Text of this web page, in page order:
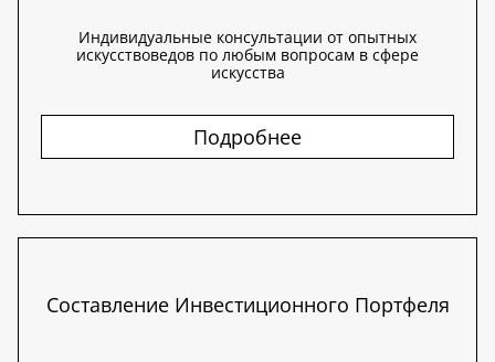
Индивидуальные консультации от опытных
искусствоведов по любым вопросам в сфере
искусства
Подробнее
Составление Инвестиционного Портфеля